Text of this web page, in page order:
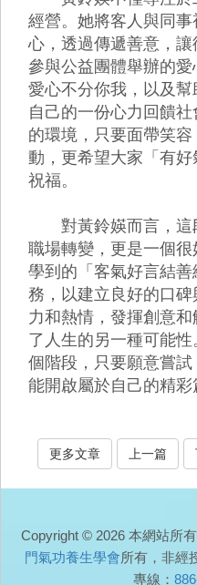
經營。她將客人與同
心，透過傳遞善意，
參與公益團體舉辦的
愛心不分你我，以及
自己的一份心力回饋
的環境，只要面帶笑
動，更希望大家「有
祝福。
對黃鈴媖而言，這
職場轉變，更是一個
學到的「客氣好言結
務，以建立良好的口
力和熱情，發揮創意
了人生的另一種可能
個階段，只要願意嘗
能開啟屬於自己的精彩
更多文章 上一篇
Copyright © 2026 本網站所
門氣功養生學會所有，非
專線：